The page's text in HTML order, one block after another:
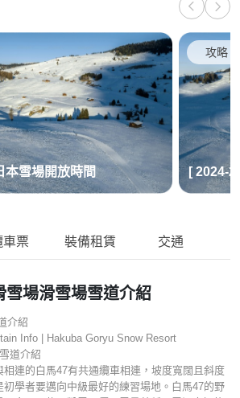
本雪場開放時間
攻略
[ 2024-
車票 裝備租賃 交通
雪場滑雪場雪道介紹
介紹
相連的白馬47有共通纜車相連，坡度寬闊且斜度
學者要邁向中級最好的練習場地。白馬47的野